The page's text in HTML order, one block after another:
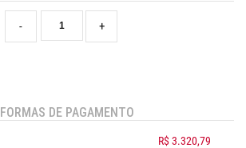
+
-
FORMAS DE PAGAMENTO
R$ 3.320,79